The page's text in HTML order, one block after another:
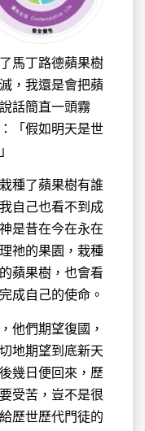
馬丁路德蘋果樹
，我還是會把蘋
話簡直一頭霧
「假如明天是世
種了蘋果樹有誰
自己也看不到成
是昔在今在永在
祂的果園，栽種
蘋果樹，也會看
成自己的使命。
他們期望復國，
地期望到底新天
幾日便回來，歷
受苦，豈不是很
歷世歷代門徒的